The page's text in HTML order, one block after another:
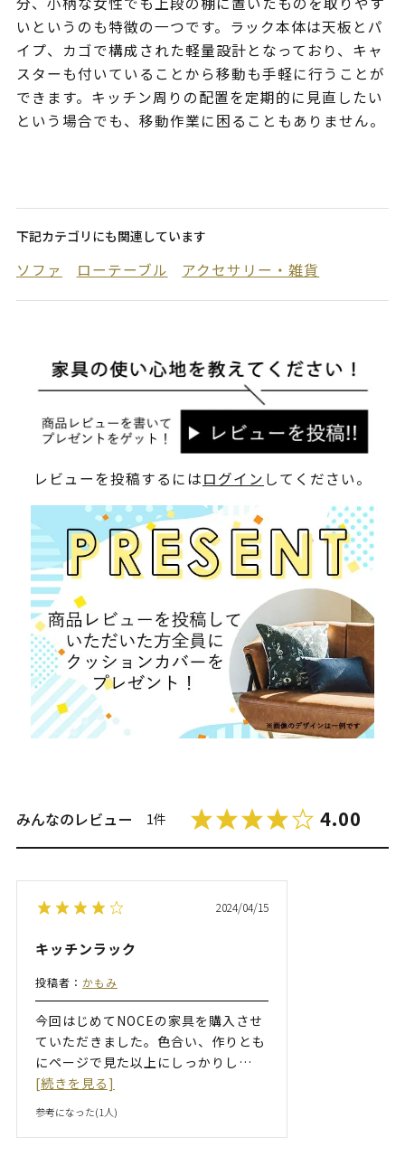
いというのも特徴の一つです。ラック本体は天板とパ
イプ、カゴで構成された軽量設計となっており、キャ
スターも付いていることから移動も手軽に行うことが
できます。キッチン周りの配置を定期的に見直したい
という場合でも、移動作業に困ることもありません。
下記カテゴリにも関連しています
ソファ ローテーブル アクセサリー・雑貨
レビューを投稿するにはログイン してください。
みんなのレビュー 1件 4.00
2024/04/15
キッチンラック
投稿者： かもみ
今回はじめてNOCEの家具を購入させ
ていただきました。色合い、作りとも
にページで見た以上にしっかりし …
[続きを見る]
参考になった(1人)